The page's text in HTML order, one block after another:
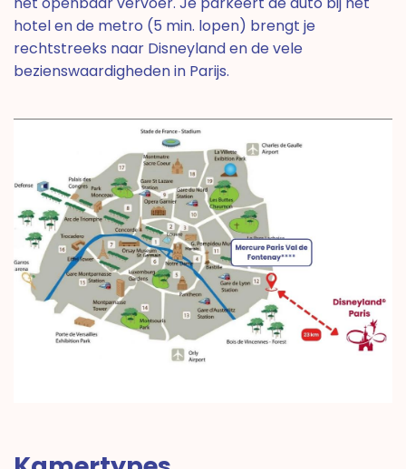
hotel en de metro (5 min. lopen) brengt je
rechtstreeks naar Disneyland en de vele
bezienswaardigheden in Parijs.